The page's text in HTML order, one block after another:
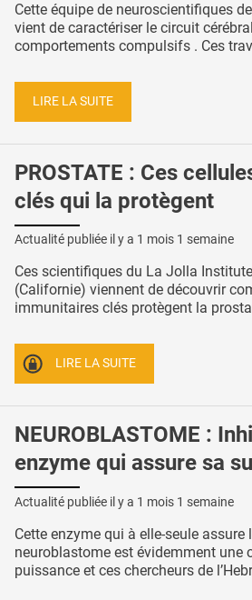
Cette équipe de neuroscientifiques
vient de caractériser le circuit
comportements compulsifs . Ces
LIRE LA SUITE
PROSTATE : Ces
clés qui la protègent
Actualité publiée il y a 1 mois 1 semaine
Ces scientifiques du La Jolla
(Californie) viennent de découvrir
immunitaires clés protègent la
LIRE LA SUITE
NEUROBLASTOME :
enzyme qui assure sa
Actualité publiée il y a 1 mois 1 semaine
Cette enzyme qui à elle-seule assure
neuroblastome est évidemment une
puissance et ces chercheurs de